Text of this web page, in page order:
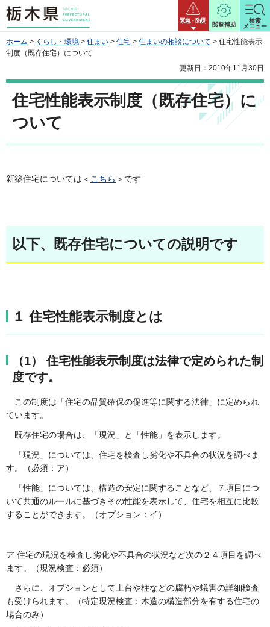
栃木県 緊急・防災
閲覧補助
検索
メニュー
ホーム > くらし・環境 > 住まい > 住宅 > 住まいの相談について > 住宅性能表示
制度（既存住宅）について
更新日：2010年11月30日
住宅性能表示制度（既存住宅）に
ついて
新築住宅については＜ こちら ＞です
以下、既存住宅についての説明です
１ 住宅性能表示制度とは
（1） 住宅性能表示制度は法律で定められた制
度です。
この制度は「住宅の品質確保の促進等に関する法律」に定められ
ています。
既存住宅の場合は、「現況」と「性能」を表示します。
「現況」については、住宅を検査し劣化や不具合の状況を調べま
す。（必須：ア）
「性能」については、構造の安定に関することなど、７項目につ
いて共通のルールに基づきその性能を表示して、住宅を相互に比較
することができます。（オプション：イ）
ア 住宅の現況を検査し劣化や不具合の状況など次の２４項目を調べ
ます。（現況検査：必須）
さらに、オプションとして土台や柱などの腐朽や蟻害の詳細検査
も受けられます。（特定現況検査：木造の構造部分を有する住宅の
場合のみ）